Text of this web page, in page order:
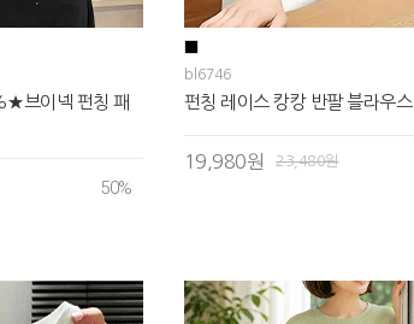
브이넥 펀칭 패
50%
bl6746
펀칭 레이스 캉캉 반팔 블라우스
19,980원 23,480원